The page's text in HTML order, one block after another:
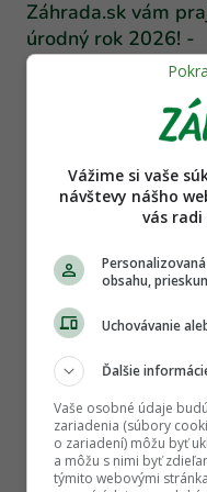
Záhrada.sk vám
úrodný rok 2026! -
Záhrada.sk
SÚVISIACE
Vážime si vaše
návštevy nášho
vás
obsahu,
Uchovávanie
Ďalšie
Vaše osobné údaje
zariadenia (súbory
o zariadení) môžu byť
a môžu s nimi byť
týmito webovými